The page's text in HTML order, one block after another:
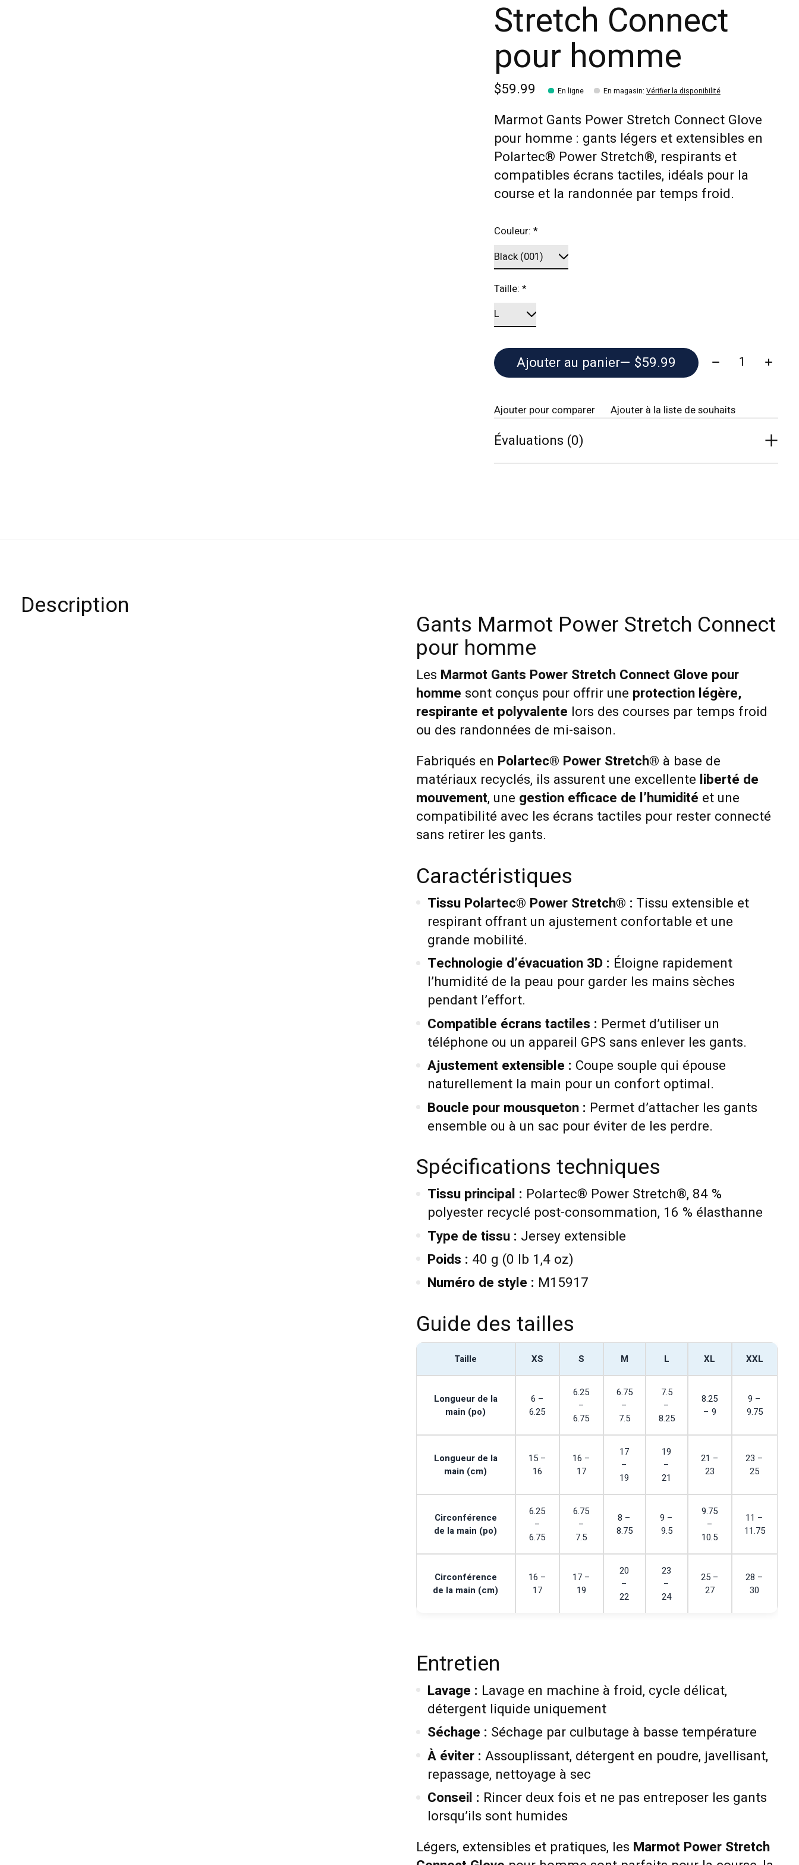
Stretch Connect
pour homme
$59.99 En ligne En magasin: Vérifier la disponibilité
Marmot Gants Power Stretch Connect Glove
pour homme : gants légers et extensibles en
Polartec® Power Stretch®, respirants et
compatibles écrans tactiles, idéals pour la
course et la randonnée par temps froid.
Couleur:*
Taille:*
Ajouter au panier — $59.99 Quantité:
Ajouter pour comparer Ajouter à la liste de souhaits
Évaluations (0)
Description
Gants Marmot Power Stretch Connect
pour homme
Les Marmot Gants Power Stretch Connect Glove pour
homme sont conçus pour offrir une protection légère,
respirante et polyvalente lors des courses par temps froid
ou des randonnées de mi-saison.
Fabriqués en Polartec® Power Stretch® à base de
matériaux recyclés, ils assurent une excellente liberté de
mouvement, une gestion efficace de l’humidité et une
compatibilité avec les écrans tactiles pour rester connecté
sans retirer les gants.
Caractéristiques
Tissu Polartec® Power Stretch® : Tissu extensible et
respirant offrant un ajustement confortable et une
grande mobilité.
Technologie d’évacuation 3D : Éloigne rapidement
l’humidité de la peau pour garder les mains sèches
pendant l’effort.
Compatible écrans tactiles : Permet d’utiliser un
téléphone ou un appareil GPS sans enlever les gants.
Ajustement extensible : Coupe souple qui épouse
naturellement la main pour un confort optimal.
Boucle pour mousqueton : Permet d’attacher les gants
ensemble ou à un sac pour éviter de les perdre.
Spécifications techniques
Tissu principal : Polartec® Power Stretch®, 84 %
polyester recyclé post-consommation, 16 % élasthanne
Type de tissu : Jersey extensible
Poids : 40 g (0 lb 1,4 oz)
Numéro de style : M15917
Guide des tailles
Taille XS S M L XL XXL
Longueur de la
main (po)
6 –
6.25
6.25
–
6.75
6.75
–
7.5
7.5
–
8.25
8.25
– 9
9 –
9.75
Longueur de la
main (cm)
15 –
16
16 –
17
17
–
19
19
–
21
21 –
23
23 –
25
Circonférence
de la main (po)
6.25
–
6.75
6.75
–
7.5
8 –
8.75
9 –
9.5
9.75
–
10.5
11 –
11.75
Circonférence
de la main (cm)
16 –
17
17 –
19
20
–
22
23
–
24
25 –
27
28 –
30
Entretien
Lavage : Lavage en machine à froid, cycle délicat,
détergent liquide uniquement
Séchage : Séchage par culbutage à basse température
À éviter : Assouplissant, détergent en poudre, javellisant,
repassage, nettoyage à sec
Conseil : Rincer deux fois et ne pas entreposer les gants
lorsqu’ils sont humides
Légers, extensibles et pratiques, les Marmot Power Stretch